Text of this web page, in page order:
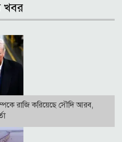
খবর
রাজি করিয়েছে সৌদি আরব,